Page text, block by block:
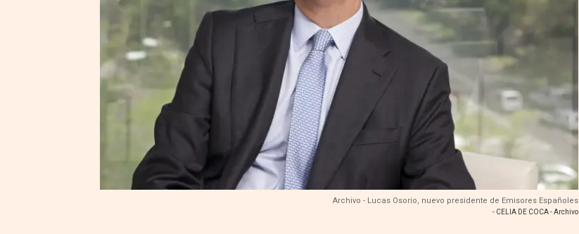
Archivo - Lucas Osorio, nuevo presidente de Emisores Españoles
- CELIA DE COCA - Archivo